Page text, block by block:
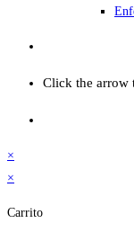
Click the arrow
×
×
Carrito